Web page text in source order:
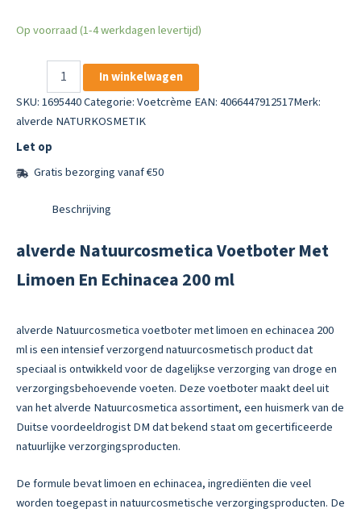
Op voorraad (1-4 werkdagen levertijd)
Natuurcosmetica
Voetboter
Met
En
Echinacea
200
In winkelwagen
SKU:1695440Categorie:Voetcrème EAN: 4066447912517Merk:
alverde NATURKOSMETIK
Let op
Gratis bezorging vanaf €50
Beschrijving
alverde Natuurcosmetica Voetboter Met
Limoen En Echinacea 200 ml
alverde Natuurcosmetica voetboter met limoen en echinacea 200
ml is een intensief verzorgend natuurcosmetisch product dat
speciaal is ontwikkeld voor de dagelijkse verzorging van droge en
verzorgingsbehoevende voeten. Deze voetboter maakt deel uit
van het alverde Natuurcosmetica assortiment, een huismerk van de
Duitse voordeeldrogist DM dat bekend staat om gecertificeerde
natuurlijke verzorgingsproducten.
De formule bevat limoen en echinacea, ingrediënten die veel
worden toegepast in natuurcosmetische verzorgingsproducten. De